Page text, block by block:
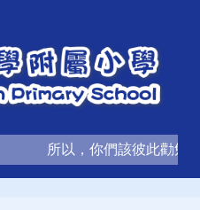
所以，你們該彼此勸勉